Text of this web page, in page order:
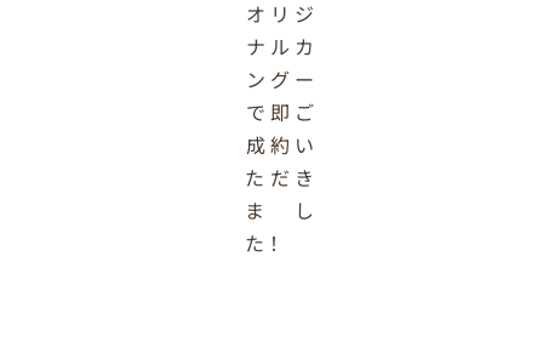
オリジ
ナルカ
ングー
で即ご
成約い
ただき
まし
た！